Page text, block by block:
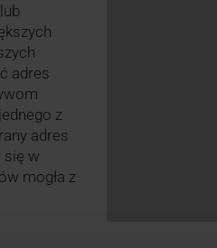
adres
z
adres
się w
mogła z